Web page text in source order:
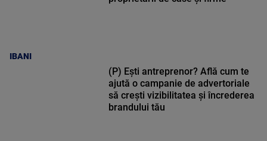
IBANI
(P) Ești antreprenor? Află cum te
ajută o campanie de advertoriale
să crești vizibilitatea și încrederea
brandului tău